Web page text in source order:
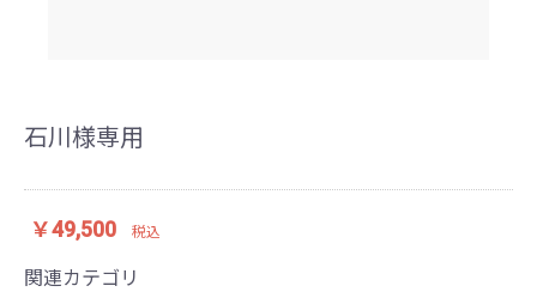
石川様専用
￥49,500 税込
関連カテゴリ